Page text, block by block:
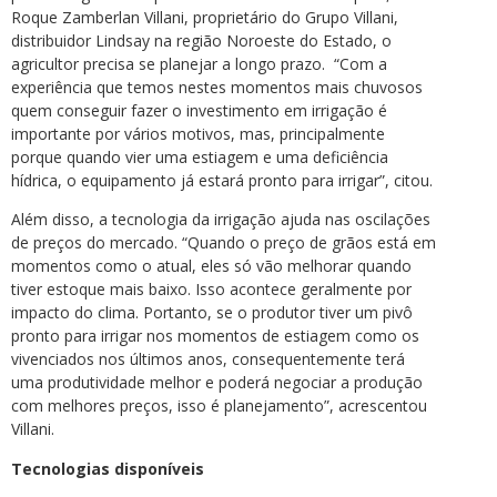
Roque Zamberlan Villani, proprietário do Grupo Villani,
distribuidor Lindsay na região Noroeste do Estado, o
agricultor precisa se planejar a longo prazo. “Com a
experiência que temos nestes momentos mais chuvosos
quem conseguir fazer o investimento em irrigação é
importante por vários motivos, mas, principalmente
porque quando vier uma estiagem e uma deficiência
hídrica, o equipamento já estará pronto para irrigar”, citou.
Além disso, a tecnologia da irrigação ajuda nas oscilações
de preços do mercado. “Quando o preço de grãos está em
momentos como o atual, eles só vão melhorar quando
tiver estoque mais baixo. Isso acontece geralmente por
impacto do clima. Portanto, se o produtor tiver um pivô
pronto para irrigar nos momentos de estiagem como os
vivenciados nos últimos anos, consequentemente terá
uma produtividade melhor e poderá negociar a produção
com melhores preços, isso é planejamento”, acrescentou
Villani.
Tecnologias disponíveis